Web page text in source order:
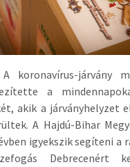
koronavírus-járvány
a
akik a járványhelyzet
A Hajdú-Bihar
igyekszik segíteni a
Debrecenért